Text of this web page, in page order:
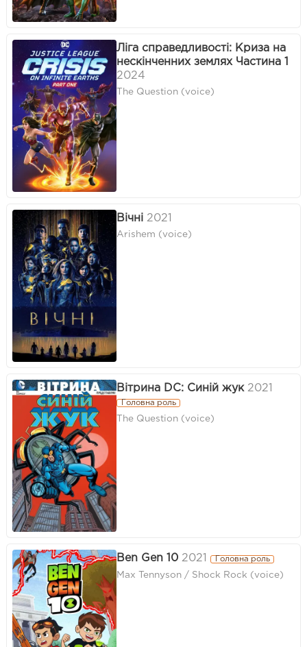
Ліга справедливості: Криза на
нескінченних землях Частина 1
2024
The Question (voice)
Вічні 2021
Arishem (voice)
Вітрина DC: Синій жук 2021
Головна роль
The Question (voice)
Ben Gen 10 2021 Головна роль
Max Tennyson / Shock Rock (voice)